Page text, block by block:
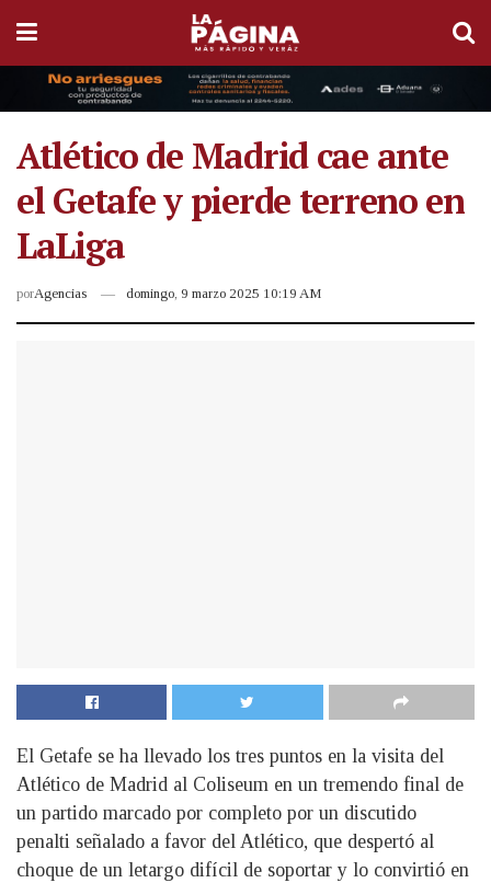
Atlético de Madrid cae ante
el Getafe y pierde terreno en
LaLiga
porAgencias domingo, 9 marzo 2025 10:19 AM
El Getafe se ha llevado los tres puntos en la visita del
Atlético de Madrid al Coliseum en un tremendo final de
un partido marcado por completo por un discutido
penalti señalado a favor del Atlético, que despertó al
choque de un letargo difícil de soportar y lo convirtió en